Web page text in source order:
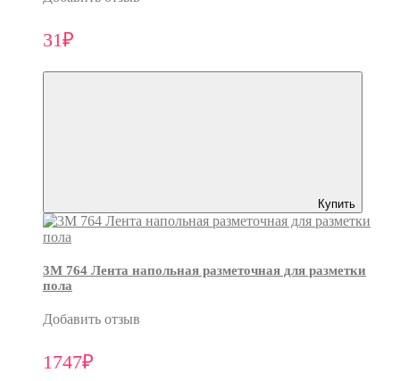
31₽
Купить
3M 764 Лента напольная разметочная для разметки
пола
Добавить отзыв
1747₽